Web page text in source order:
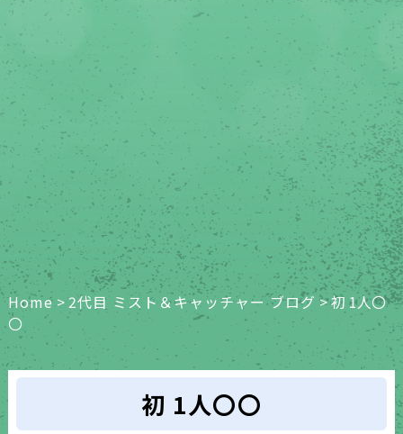
Home>2代目 ミスト＆キャッチャー ブログ >初 1人〇
〇
初 1人〇〇